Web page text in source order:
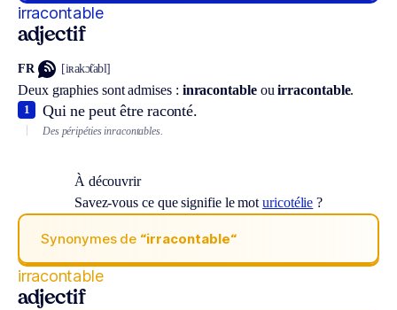
irracontable
adjectif
FR [iʀakɔ̃tabl]
Deux graphies sont admises : inracontableouirracontable.
Qui ne peut être raconté.
1
Des péripéties inracontables.
À découvrir
Savez-vous ce que signifie le moturicotélie ?
Synonymes de “irracontable“
irracontable
adjectif